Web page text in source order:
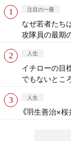
注目の一冊
なぜ若者たち
攻隊員の最期
人生
イチローの目
でもないとこ
人生
《羽生善治×